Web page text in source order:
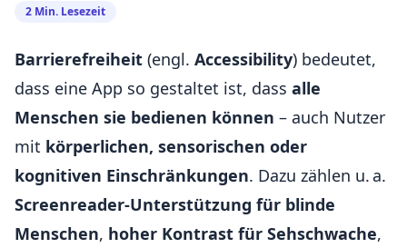
2 Min. Lesezeit
Barrierefreiheit (engl. Accessibility) bedeutet,
dass eine App so gestaltet ist, dass alle
Menschen sie bedienen können – auch Nutzer
mit körperlichen, sensorischen oder
kognitiven Einschränkungen. Dazu zählen u. a.
Screenreader-Unterstützung für blinde
Menschen, hoher Kontrast für Sehschwache,